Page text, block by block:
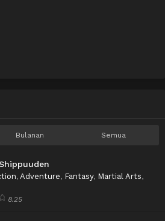
Bulanan Semua
, Adventure, Fantasy, Martial Arts,
8.25